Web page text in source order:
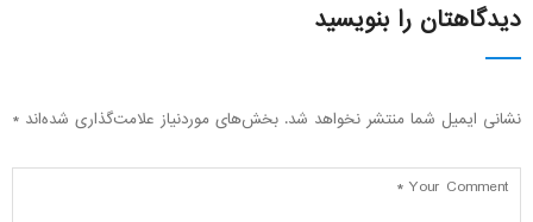
دیدگاهتان را بنویسید
نشانی ایمیل شما منتشر نخواهد شد. بخش‌های موردنیاز علامت‌گذاری شده‌اند *